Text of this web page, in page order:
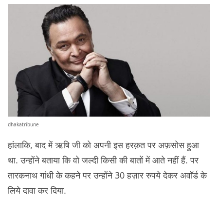
dhakatribune
हांलाकि, बाद में ऋषि जी को अपनी इस हरक़त पर अफ़सोस हुआ
था. उन्होंने बताया कि वो जल्दी किसी की बातों में आते नहीं हैं. पर
तारकनाथ गांधी के कहने पर उन्होंने 30 हज़ार रुपये देकर अवॉर्ड के
लिये दावा कर दिया.